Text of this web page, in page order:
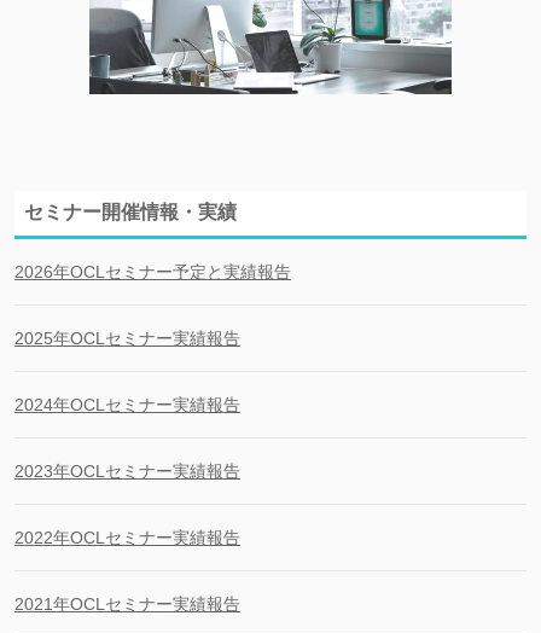
セミナー開催情報・実績
2026年OCLセミナー予定と実績報告
2025年OCLセミナー実績報告
2024年OCLセミナー実績報告
2023年OCLセミナー実績報告
2022年OCLセミナー実績報告
2021年OCLセミナー実績報告